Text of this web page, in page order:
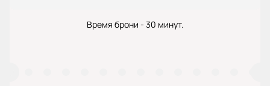
Время брони - 30 минут.